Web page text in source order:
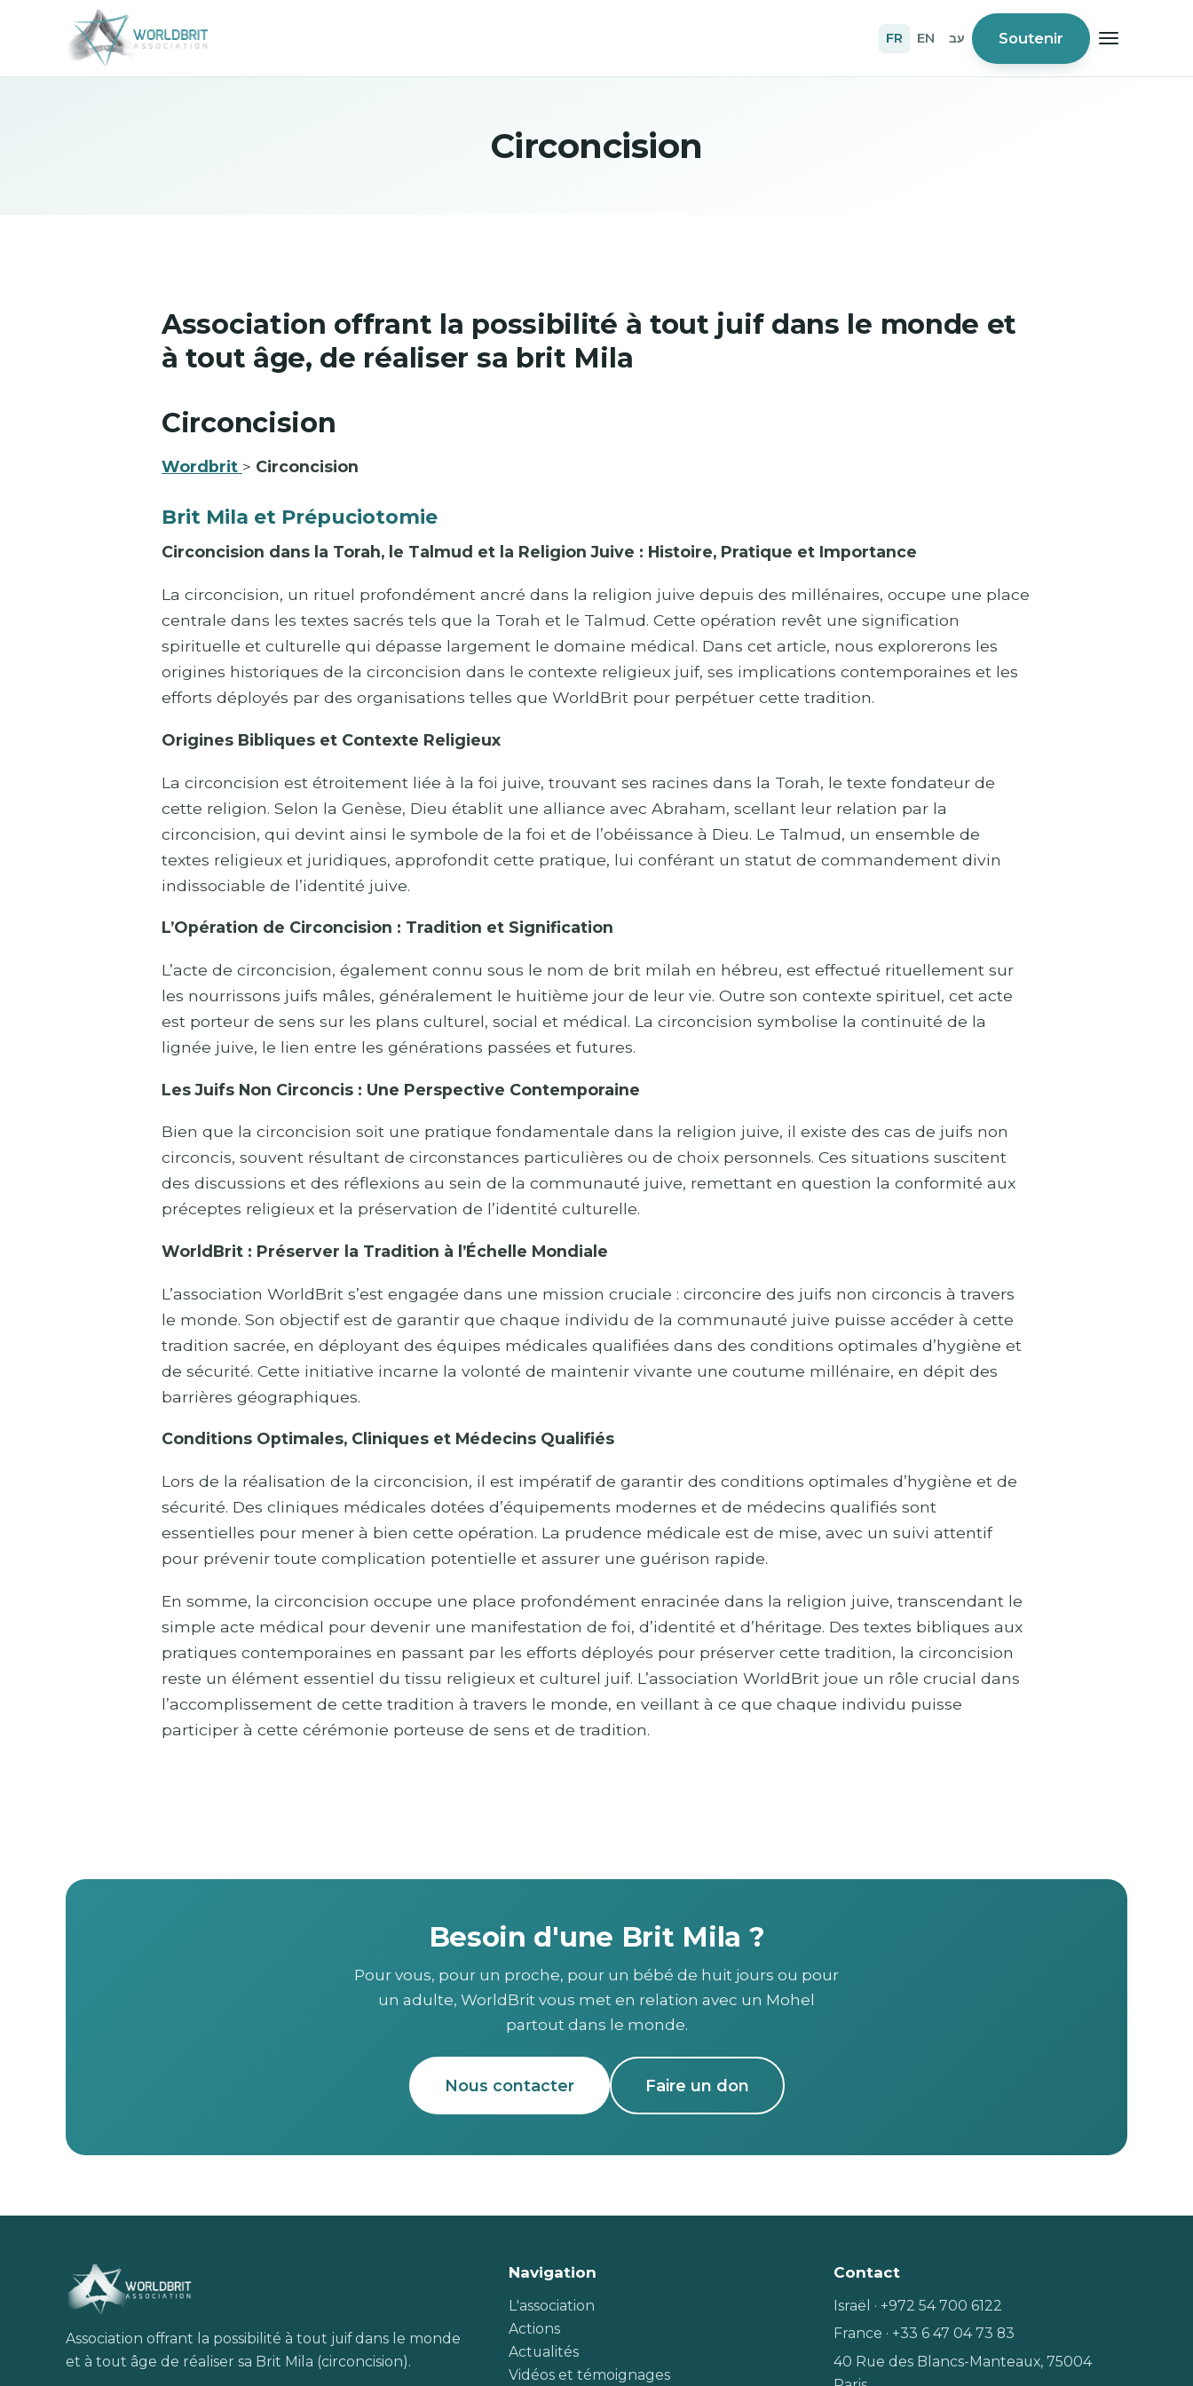
FR EN עב Soutenir
Circoncision
Association offrant la possibilité à tout juif dans le monde et
à tout âge, de réaliser sa brit Mila
Circoncision
Wordbrit > Circoncision
Brit Mila et Prépuciotomie
Circoncision dans la Torah, le Talmud et la Religion Juive : Histoire, Pratique et Importance
La circoncision, un rituel profondément ancré dans la religion juive depuis des millénaires, occupe une place
centrale dans les textes sacrés tels que la Torah et le Talmud. Cette opération revêt une signification
spirituelle et culturelle qui dépasse largement le domaine médical. Dans cet article, nous explorerons les
origines historiques de la circoncision dans le contexte religieux juif, ses implications contemporaines et les
efforts déployés par des organisations telles que WorldBrit pour perpétuer cette tradition.
Origines Bibliques et Contexte Religieux
La circoncision est étroitement liée à la foi juive, trouvant ses racines dans la Torah, le texte fondateur de
cette religion. Selon la Genèse, Dieu établit une alliance avec Abraham, scellant leur relation par la
circoncision, qui devint ainsi le symbole de la foi et de l’obéissance à Dieu. Le Talmud, un ensemble de
textes religieux et juridiques, approfondit cette pratique, lui conférant un statut de commandement divin
indissociable de l’identité juive.
L’Opération de Circoncision : Tradition et Signification
L’acte de circoncision, également connu sous le nom de brit milah en hébreu, est effectué rituellement sur
les nourrissons juifs mâles, généralement le huitième jour de leur vie. Outre son contexte spirituel, cet acte
est porteur de sens sur les plans culturel, social et médical. La circoncision symbolise la continuité de la
lignée juive, le lien entre les générations passées et futures.
Les Juifs Non Circoncis : Une Perspective Contemporaine
Bien que la circoncision soit une pratique fondamentale dans la religion juive, il existe des cas de juifs non
circoncis, souvent résultant de circonstances particulières ou de choix personnels. Ces situations suscitent
des discussions et des réflexions au sein de la communauté juive, remettant en question la conformité aux
préceptes religieux et la préservation de l’identité culturelle.
WorldBrit : Préserver la Tradition à l’Échelle Mondiale
L’association WorldBrit s’est engagée dans une mission cruciale : circoncire des juifs non circoncis à travers
le monde. Son objectif est de garantir que chaque individu de la communauté juive puisse accéder à cette
tradition sacrée, en déployant des équipes médicales qualifiées dans des conditions optimales d’hygiène et
de sécurité. Cette initiative incarne la volonté de maintenir vivante une coutume millénaire, en dépit des
barrières géographiques.
Conditions Optimales, Cliniques et Médecins Qualifiés
Lors de la réalisation de la circoncision, il est impératif de garantir des conditions optimales d’hygiène et de
sécurité. Des cliniques médicales dotées d’équipements modernes et de médecins qualifiés sont
essentielles pour mener à bien cette opération. La prudence médicale est de mise, avec un suivi attentif
pour prévenir toute complication potentielle et assurer une guérison rapide.
En somme, la circoncision occupe une place profondément enracinée dans la religion juive, transcendant le
simple acte médical pour devenir une manifestation de foi, d’identité et d’héritage. Des textes bibliques aux
pratiques contemporaines en passant par les efforts déployés pour préserver cette tradition, la circoncision
reste un élément essentiel du tissu religieux et culturel juif. L’association WorldBrit joue un rôle crucial dans
l’accomplissement de cette tradition à travers le monde, en veillant à ce que chaque individu puisse
participer à cette cérémonie porteuse de sens et de tradition.
Besoin d'une Brit Mila ?
Pour vous, pour un proche, pour un bébé de huit jours ou pour
un adulte, WorldBrit vous met en relation avec un Mohel
partout dans le monde.
Nous contacter Faire un don
Association offrant la possibilité à tout juif dans le monde
et à tout âge de réaliser sa Brit Mila (circoncision).
Navigation
L'association
Actions
Actualités
Vidéos et témoignages
Contact
Israël · +972 54 700 6122
France · +33 6 47 04 73 83
40 Rue des Blancs-Manteaux, 75004